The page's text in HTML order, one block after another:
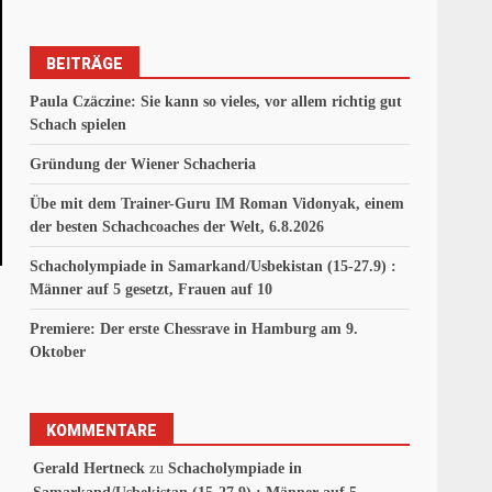
BEITRÄGE
Paula Czäczine: Sie kann so vieles, vor allem richtig gut
Schach spielen
Gründung der Wiener Schacheria
Übe mit dem Trainer-Guru IM Roman Vidonyak, einem
der besten Schachcoaches der Welt, 6.8.2026
Schacholympiade in Samarkand/Usbekistan (15-27.9) :
Männer auf 5 gesetzt, Frauen auf 10
Premiere: Der erste Chessrave in Hamburg am 9.
Oktober
KOMMENTARE
Gerald Hertneck zuSchacholympiade in